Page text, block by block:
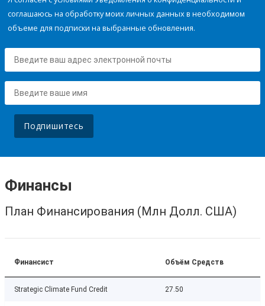
соглашаюсь на обработку моих личных данных в необходимом
объеме для подписки на выбранные обновления.
Подпишитесь
Финансы
План Финансирования (Млн Долл. США)
Финансист Объём Средств
Strategic Climate Fund Credit 27.50